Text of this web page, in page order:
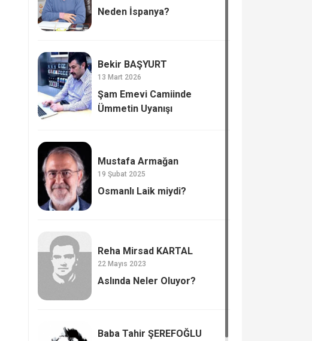
Neden İspanya?
Bekir BAŞYURT
13 Mart 2026
Şam Emevi Camiinde
Ümmetin Uyanışı
Mustafa Armağan
19 Şubat 2025
Osmanlı Laik miydi?
Reha Mirsad KARTAL
22 Mayıs 2023
Aslında Neler Oluyor?
Baba Tahir ŞEREFOĞLU